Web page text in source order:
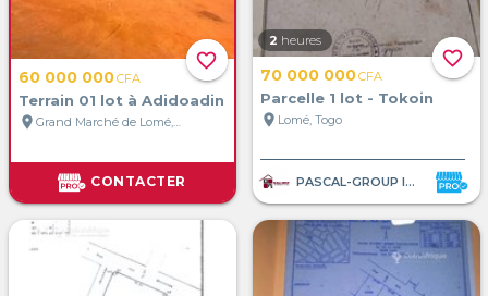
favorite_border
60 000 000CFA
Terrain 01 lot à Adidoadin
location_on
Grand Marché de Lomé, Lomé, Togo
CONTACTER
favorite_border
2 heures
70 000 000CFA
Parcelle 1 lot - Tokoin
location_on Lomé, Togo
PASCAL-GROUP IMMOBILIER